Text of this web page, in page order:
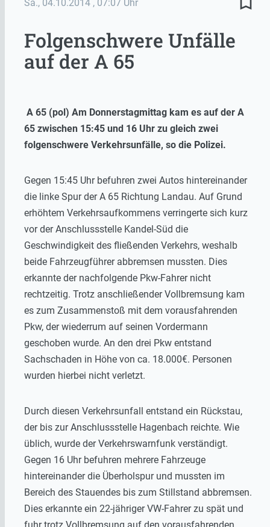
Sa., 04.10.2014 , 07:07 Uhr
Folgenschwere Unfälle
auf der A 65
A 65 (pol) Am Donnerstagmittag kam es auf der A
65 zwischen 15:45 und 16 Uhr zu gleich zwei
folgenschwere Verkehrsunfälle, so die Polizei.
Gegen 15:45 Uhr befuhren zwei Autos hintereinander
die linke Spur der A 65 Richtung Landau. Auf Grund
erhöhtem Verkehrsaufkommens verringerte sich kurz
vor der Anschlussstelle Kandel-Süd die
Geschwindigkeit des fließenden Verkehrs, weshalb
beide Fahrzeugführer abbremsen mussten. Dies
erkannte der nachfolgende Pkw-Fahrer nicht
rechtzeitig. Trotz anschließender Vollbremsung kam
es zum Zusammenstoß mit dem vorausfahrenden
Pkw, der wiederrum auf seinen Vordermann
geschoben wurde. An den drei Pkw entstand
Sachschaden in Höhe von ca. 18.000€. Personen
wurden hierbei nicht verletzt.
Durch diesen Verkehrsunfall entstand ein Rückstau,
der bis zur Anschlussstelle Hagenbach reichte. Wie
üblich, wurde der Verkehrswarnfunk verständigt.
Gegen 16 Uhr befuhren mehrere Fahrzeuge
hintereinander die Überholspur und mussten im
Bereich des Stauendes bis zum Stillstand abbremsen.
Dies erkannte ein 22-jähriger VW-Fahrer zu spät und